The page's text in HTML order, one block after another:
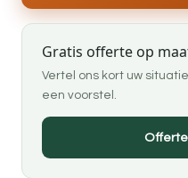
Gratis offerte op
Vertel ons kort uw
een voorstel.